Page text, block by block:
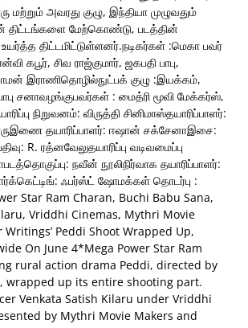
மற்றும் அவரது குழு, இந்தியா முழுவதும்
திட்டங்களை மேற்கொண்டு, படத்தின்
உயர்த்த திட்டமிட்டுள்ளனர்.நடிகர்கள் :மெகா பவர்
கபூர், சிவ ராஜ்குமார், ஜகபதி பாபு,
இராணிதொழில்நுட்பக் குழு :இயக்கம்,
சனாவழங்குபவர்கள் : மைத்ரி மூவி மேக்கர்ஸ்,
நிறுவனம்: விருத்தி சினிமாஸ்தயாரிப்பாளர்:
தயாரிப்பாளர்: ஈஷான் சக்சேனாஇசை:
R. ரத்னவேலுதயாரிப்பு வடிவமைப்பு
நவீன் நூலிநிர்வாக தயாரிப்பாளர்:
ஃபர்ஸ்ட் ஷோமக்கள் தொடர்பு :
Star Ram Charan, Buchi Babu Sana,
Vriddhi Cinemas, Mythri Movie
Writings’ Peddi Shoot Wrapped Up,
On June 4*Mega Power Star Ram
rural action drama Peddi, directed by
wrapped up its entire shooting part.
Venkata Satish Kilaru under Vriddhi
by Mythri Movie Makers and